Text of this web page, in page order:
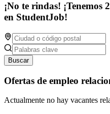
¡No te rindas! ¡Tenemos
en StudentJob!
Buscar
Ofertas de empleo
Actualmente no hay vacantes